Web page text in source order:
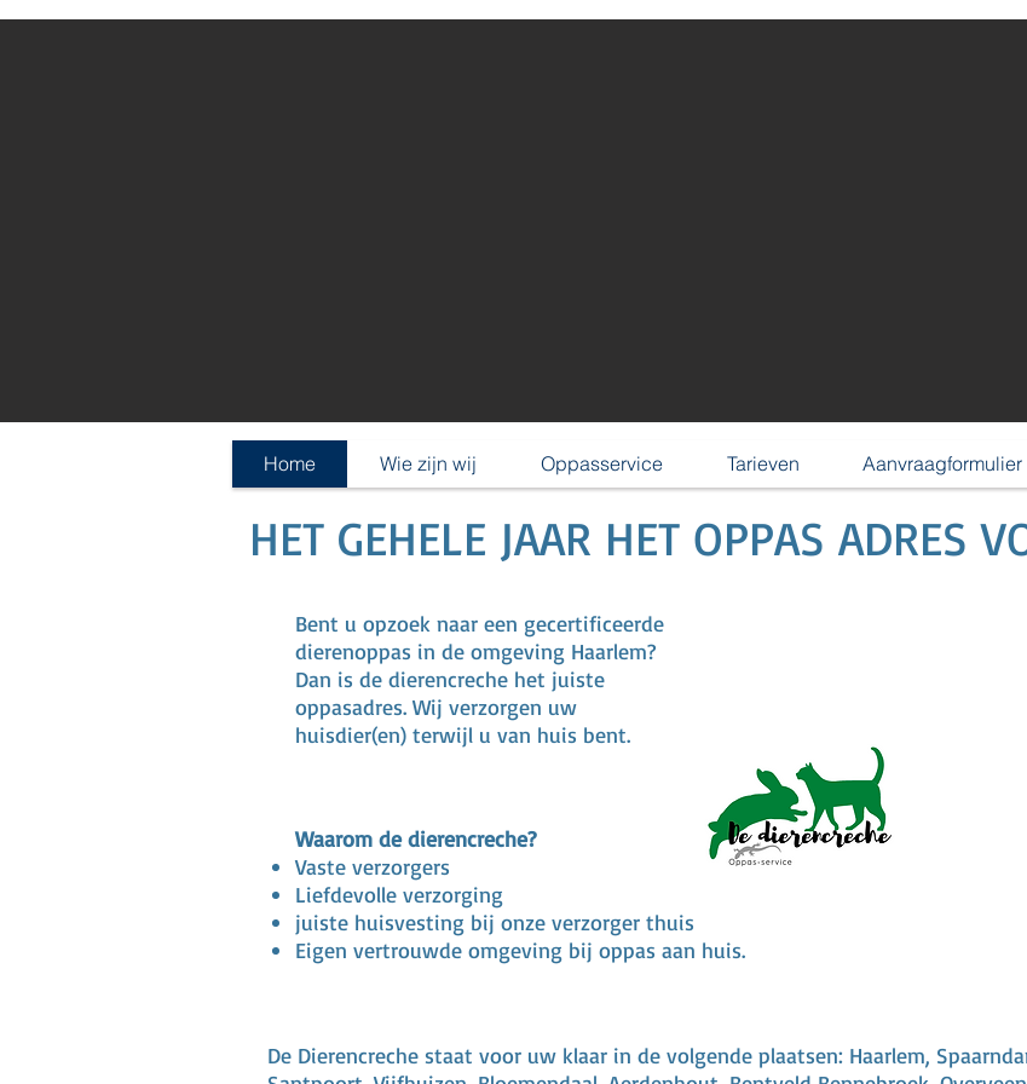
Home Wie zijn wij Oppasservice Tarieven Aanvraagformulier
HET GEHELE JAAR HET OPPAS ADRES
Bent u opzoek naar een gecertificeerde
dierenoppas in de omgeving Haarlem?
Dan is de dierencreche het juiste
oppasadres. Wij verzorgen uw
huisdier(en) terwijl u van huis bent.
Waarom de dierencreche?
Vaste verzorgers
Liefdevolle verzorging
juiste huisvesting bij onze verzorger thuis
Eigen vertrouwde omgeving bij oppas aan huis.
De Dierencreche staat voor uw klaar in de volgende plaatsen: Haarlem,